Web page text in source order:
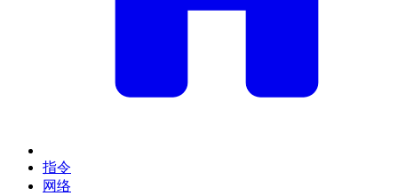
指令
网络